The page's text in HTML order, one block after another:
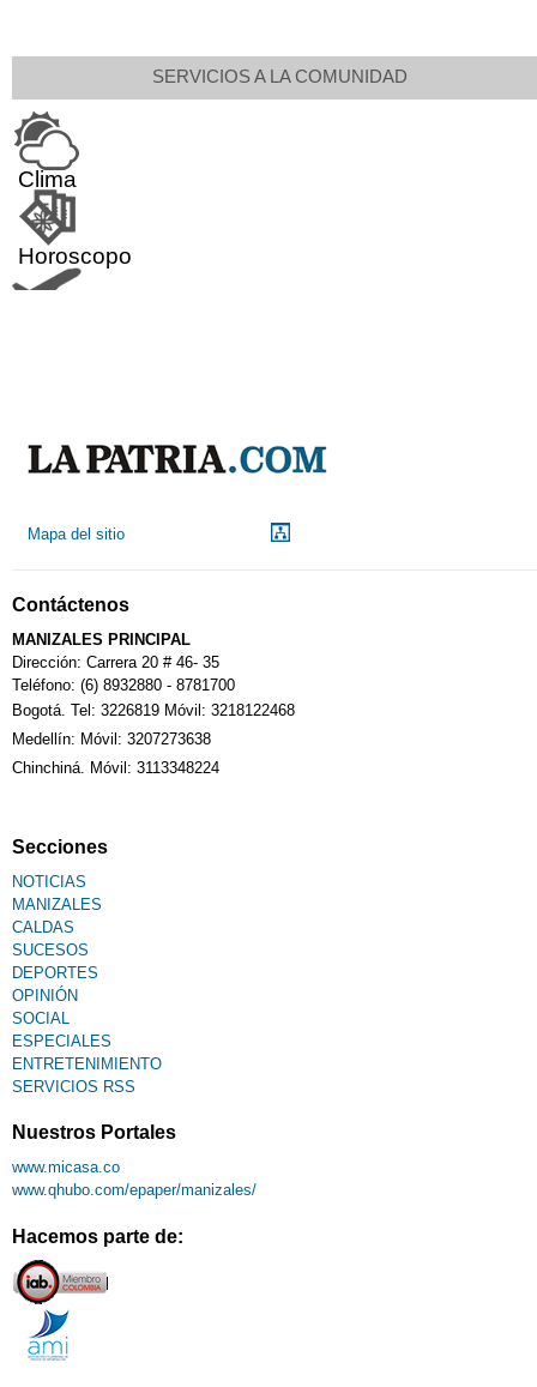
SERVICIOS A LA COMUNIDAD
Clima
Horoscopo
Calendario Tributario
Sudoku
Mapa del sitio
Contáctenos
MANIZALES PRINCIPAL
Dirección: Carrera 20 # 46- 35
Teléfono: (6) 8932880 - 8781700
Bogotá. Tel: 3226819 Móvil: 3218122468
Medellín: Móvil: 3207273638
Chinchiná. Móvil: 3113348224
Secciones
NOTICIAS
MANIZALES
CALDAS
SUCESOS
DEPORTES
OPINIÓN
SOCIAL
ESPECIALES
ENTRETENIMIENTO
SERVICIOS RSS
Nuestros Portales
www.micasa.co
www.qhubo.com/epaper/manizales/
Hacemos parte de: